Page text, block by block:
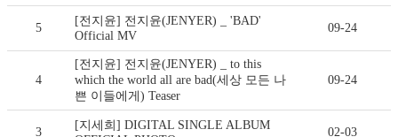
5
[전지윤] 전지윤(JENYER) _ 'BAD'
Official MV
09-24
4
[전지윤] 전지윤(JENYER) _ to this
which the world all are bad(세상 모든 나
쁜 이들에게) Teaser
09-24
3
[지세희] DIGITAL SINGLE ALBUM
02-03